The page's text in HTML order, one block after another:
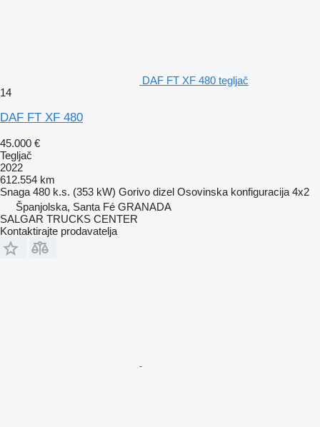
DAF FT XF 480 tegljač
14
DAF FT XF 480
45.000 €
Tegljač
2022
612.554 km
Snaga 480 k.s. (353 kW) Gorivo dizel Osovinska konfiguracija 4x2
Španjolska, Santa Fé GRANADA
SALGAR TRUCKS CENTER
Kontaktirajte prodavatelja